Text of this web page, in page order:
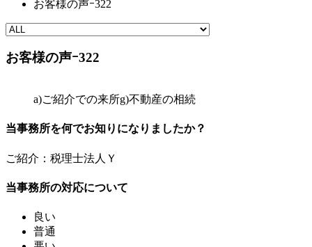
お客様の声ｰ322
お客様の声ｰ322
a)ご紹介での来所g)不動産の相続
当事務所を何でお知りになりましたか？
ご紹介：税理士法人Ｙ
当事務所の対応について
良い
普通